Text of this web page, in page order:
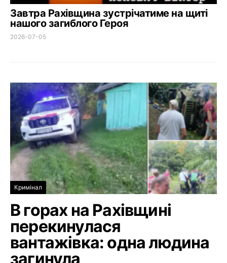
Завтра Рахівщина зустрічатиме на щиті
нашого загиблого Героя
2026-07-05
Кримінал
В горах на Рахівщині
перекинулася
вантажівка: одна людина
загинула